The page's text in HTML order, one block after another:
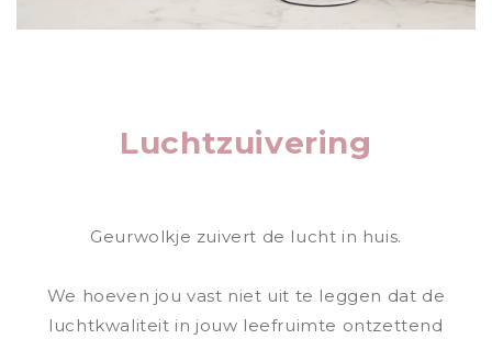
Luchtzuivering
Geurwolkje zuivert de lucht in huis.
We hoeven jou vast niet uit te leggen dat de
luchtkwaliteit in jouw leefruimte ontzettend